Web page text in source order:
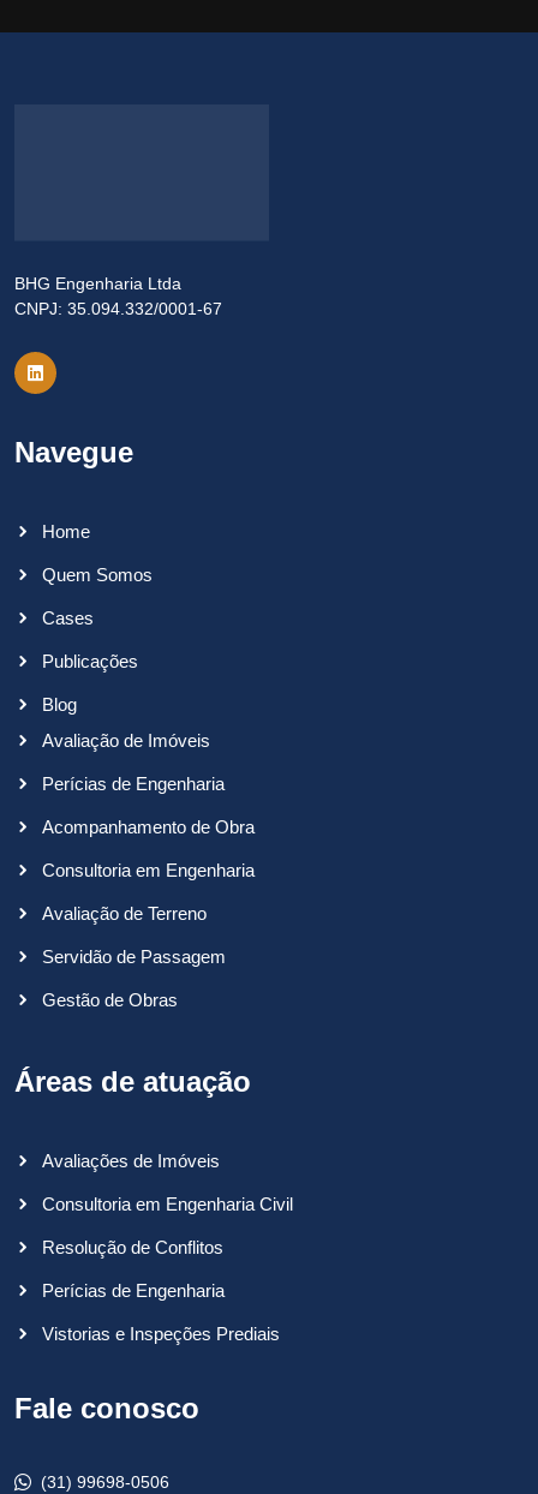
BHG Engenharia Ltda
CNPJ: 35.094.332/0001-67
Navegue
Home
Quem Somos
Cases
Publicações
Blog
Avaliação de Imóveis
Perícias de Engenharia
Acompanhamento de Obra
Consultoria em Engenharia
Avaliação de Terreno
Servidão de Passagem
Gestão de Obras
Áreas de atuação
Avaliações de Imóveis
Consultoria em Engenharia Civil
Resolução de Conflitos
Perícias de Engenharia
Vistorias e Inspeções Prediais
Fale conosco
(31) 99698-0506